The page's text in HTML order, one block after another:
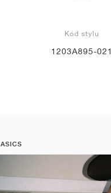
Kód stylu
1203A895-021
ASICS